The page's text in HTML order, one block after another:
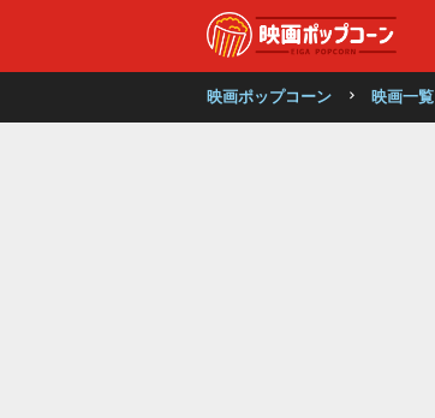
映画ポップコーン 映画一覧